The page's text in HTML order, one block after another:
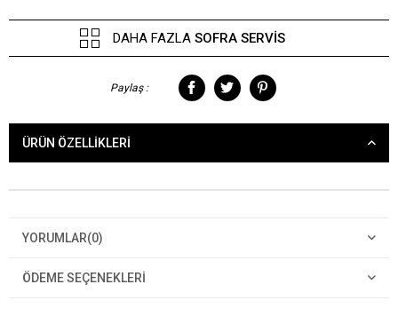
DAHA FAZLA SOFRA SERVIS
Paylaş :
ÜRÜN ÖZELLIKLERI
YORUMLAR(0)
ÖDEME SEÇENEKLERI